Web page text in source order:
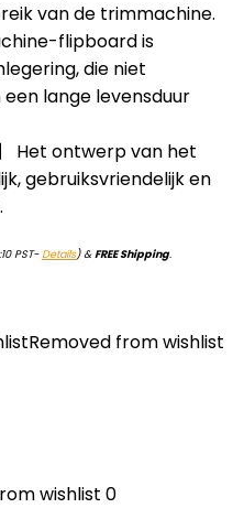
van de trimmachine.
flipboard is
die niet
lange levensduur
Het ontwerp van het
gebruiksvriendelijk en
PST-Details)&FREE Shipping.
Removed from wishlist
wishlist 0